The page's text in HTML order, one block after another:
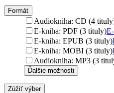
Formát
Audiokniha: CD (4
E-kniha: PDF (3 tituly)
E-kniha: EPUB (3 tituly)
E-kniha: MOBI (3 tituly)
Audiokniha: MP3 (3
Ďalšie možnosti
Zúžiť výber